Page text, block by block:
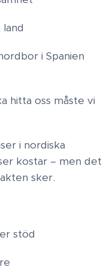
i Spanien
hitta oss måste vi
i nordiska
kostar – men det
sker.
stöd